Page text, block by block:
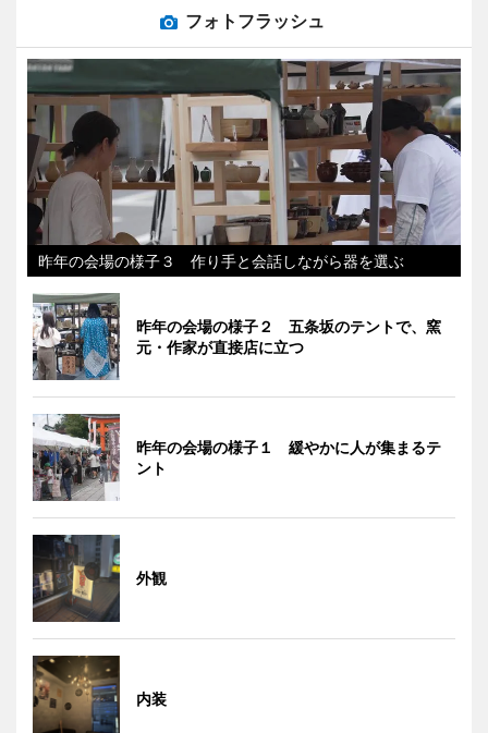
フォトフラッシュ
昨年の会場の様子３ 作り手と会話しながら器を選ぶ
昨年の会場の様子２ 五条坂のテントで、窯
元・作家が直接店に立つ
昨年の会場の様子１ 緩やかに人が集まるテ
ント
外観
内装